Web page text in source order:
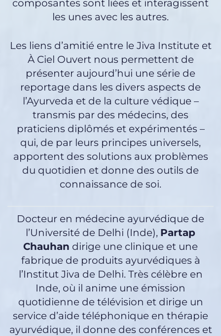
composantes sont liées et interagissent
les unes avec les autres.
Les liens d’amitié entre le Jiva Institute et
À Ciel Ouvert nous permettent de
présenter aujourd’hui une série de
reportage dans les divers aspects de
l’Ayurveda et de la culture védique –
transmis par des médecins, des
praticiens diplômés et expérimentés –
qui, de par leurs principes universels,
apportent des solutions aux problèmes
du quotidien et donne des outils de
connaissance de soi.
Docteur en médecine ayurvédique de
l’Université de Delhi (Inde), Partap
Chauhan dirige une clinique et une
fabrique de produits ayurvédiques à
l’Institut Jiva de Delhi. Très célèbre en
Inde, où il anime une émission
quotidienne de télévision et dirige un
service d’aide téléphonique en thérapie
ayurvédique, il donne des conférences et